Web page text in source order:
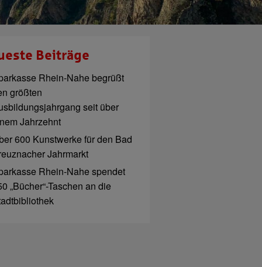
Beiträge
Rhein-Nahe begrüßt
größten
seit über
Jahrzehnt
600 Kunstwerke für den Bad
Jahrmarkt
Rhein-Nahe spendet
„Bücher“-Taschen an die